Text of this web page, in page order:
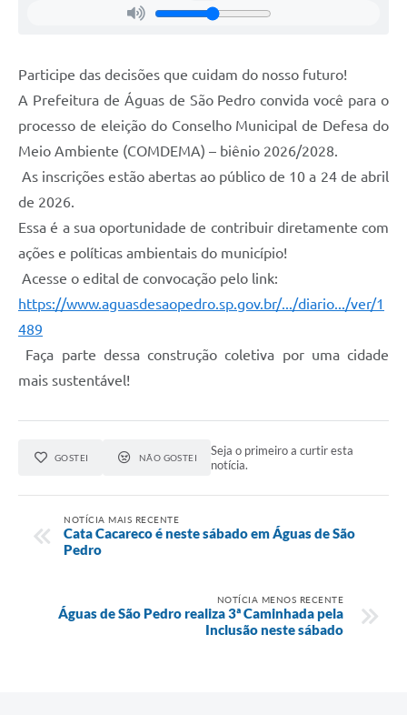
Participe das decisões que cuidam do nosso futuro!
A Prefeitura de Águas de São Pedro convida você para o
processo de eleição do Conselho Municipal de Defesa do
Meio Ambiente (COMDEMA) – biênio 2026/2028.
As inscrições estão abertas ao público de 10 a 24 de abril
de 2026.
Essa é a sua oportunidade de contribuir diretamente com
ações e políticas ambientais do município!
Acesse o edital de convocação pelo link:
https://www.aguasdesaopedro.sp.gov.br/.../diario.../ver/1
489
Faça parte dessa construção coletiva por uma cidade
mais sustentável!
GOSTEI NÃO GOSTEI
Seja o primeiro a curtir esta
notícia.
NOTÍCIA MAIS RECENTE
Cata Cacareco é neste sábado em Águas de São
Pedro
NOTÍCIA MENOS RECENTE
Águas de São Pedro realiza 3ª Caminhada pela
Inclusão neste sábado